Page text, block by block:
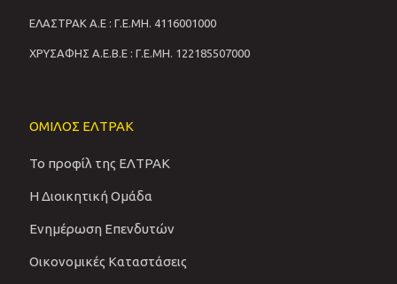
ΕΛΑΣΤΡΑΚ Α.Ε : Γ.Ε.ΜΗ. 4116001000
ΧΡΥΣΑΦΗΣ Α.Ε.Β.Ε : Γ.Ε.ΜΗ. 122185507000
ΟΜΙΛΟΣ ΕΛΤΡΑΚ
Το προφίλ της ΕΛΤΡΑΚ
Η Διοικητική Ομάδα
Ενημέρωση Επενδυτών
Οικονομικές Καταστάσεις